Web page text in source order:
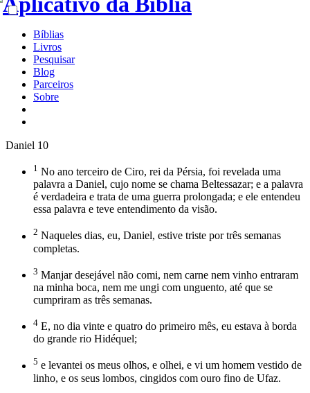
Bíblias
Livros
Pesquisar
Blog
Parceiros
Sobre
Daniel 10
1 No ano terceiro de Ciro, rei da Pérsia, foi revelada uma
palavra a Daniel, cujo nome se chama Beltessazar; e a palavra
é verdadeira e trata de uma guerra prolongada; e ele entendeu
essa palavra e teve entendimento da visão.
2 Naqueles dias, eu, Daniel, estive triste por três semanas
completas.
3 Manjar desejável não comi, nem carne nem vinho entraram
na minha boca, nem me ungi com unguento, até que se
cumpriram as três semanas.
4 E, no dia vinte e quatro do primeiro mês, eu estava à borda
do grande rio Hidéquel;
5 e levantei os meus olhos, e olhei, e vi um homem vestido de
linho, e os seus lombos, cingidos com ouro fino de Ufaz.